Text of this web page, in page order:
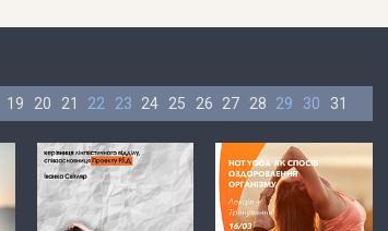
19 20 21 22 23 24 25 26 27 28 29 30 31